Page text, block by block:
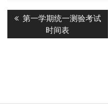
Post
navigation
Previous
第一学期统一测验考试
时间表